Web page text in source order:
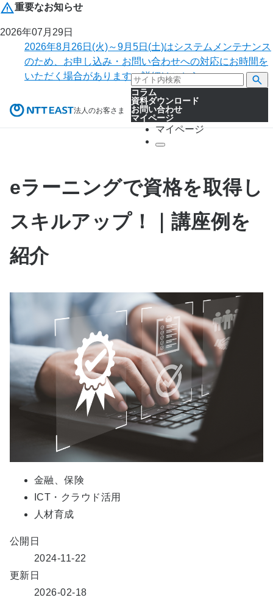
重要なお知らせ
2026年07月29日
2026年8月26日(火)～9月5日(土)はシステムメンテナンス
のため、お申し込み・お問い合わせへの対応にお時間を
いただく場合があります。詳細はこちら。
法人のお客さま
コラム
資料ダウンロード
お問い合わせ
マイページ
マイページ
eラーニングで資格を取得し
スキルアップ！｜講座例を
紹介
金融、保険
ICT・クラウド活用
人材育成
公開日
2024-11-22
更新日
2026-02-18